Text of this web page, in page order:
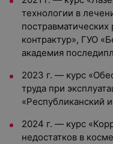
технологии в
контрактур», ГУО
академия
2023 г. — курс
труда при
«Республиканский
2024 г. — курс
недостатков в